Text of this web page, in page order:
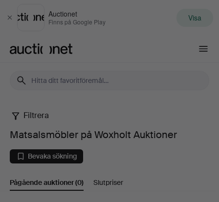
Stäng
Auctionet
Finns på Google Play Visa
Matsalsmöbler
på
Woxholt
Auktioner
Filtrera
Matsalsmöbler på Woxholt Auktioner
Bevaka sökning
Pågående auktioner(0) Slutpriser